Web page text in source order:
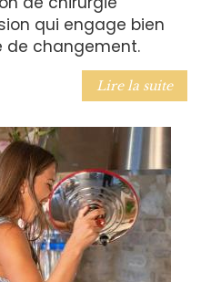
qui engage bien
de changement.
Lire la suite